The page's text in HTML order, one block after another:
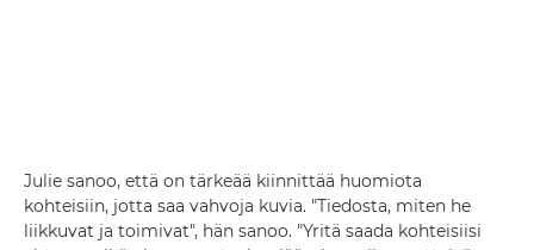
Julie sanoo, että on tärkeää kiinnittää huomiota
kohteisiin, jotta saa vahvoja kuvia. "Tiedosta, miten he
liikkuvat ja toimivat", hän sanoo. "Yritä saada kohteisiisi